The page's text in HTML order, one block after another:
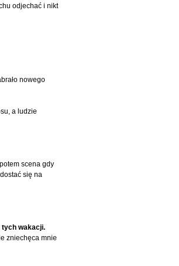
odjechać i nikt
nowego
a ludzie
scena gdy
się na
tych wakacji.
zniechęca mnie